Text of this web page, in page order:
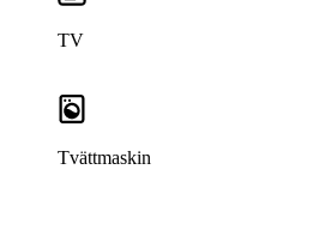
TV
Tvättmaskin